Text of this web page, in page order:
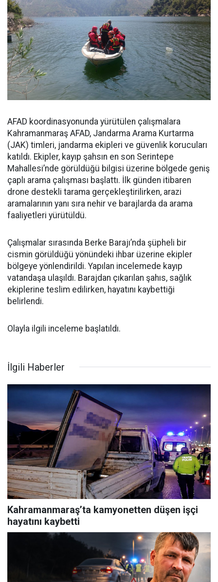
AFAD koordinasyonunda yürütülen çalışmalara
Kahramanmaraş AFAD, Jandarma Arama Kurtarma
(JAK) timleri, jandarma ekipleri ve güvenlik korucuları
katıldı. Ekipler, kayıp şahsın en son Serintepe
Mahallesi’nde görüldüğü bilgisi üzerine bölgede geniş
çaplı arama çalışması başlattı. İlk günden itibaren
drone destekli tarama gerçekleştirilirken, arazi
aramalarının yanı sıra nehir ve barajlarda da arama
faaliyetleri yürütüldü.
Çalışmalar sırasında Berke Barajı’nda şüpheli bir
cismin görüldüğü yönündeki ihbar üzerine ekipler
bölgeye yönlendirildi. Yapılan incelemede kayıp
vatandaşa ulaşıldı. Barajdan çıkarılan şahıs, sağlık
ekiplerine teslim edilirken, hayatını kaybettiği
belirlendi.
Olayla ilgili inceleme başlatıldı.
İlgili Haberler
Kahramanmaraş’ta kamyonetten düşen işçi
hayatını kaybetti